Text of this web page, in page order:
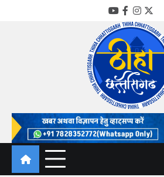
YouTube
Facebook
Thiha
गोठ जन-जन के